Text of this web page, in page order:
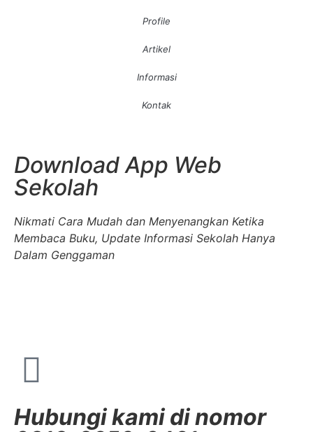
Profile
Artikel
Informasi
Kontak
Download App Web
Sekolah
Nikmati Cara Mudah dan Menyenangkan Ketika
Membaca Buku, Update Informasi Sekolah Hanya
Dalam Genggaman
Hubungi kami di nomor